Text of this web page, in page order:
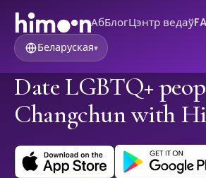
АбБлогЦэнтр ведаў
Беларуская▾
Date LGBTQ+
Changchun with